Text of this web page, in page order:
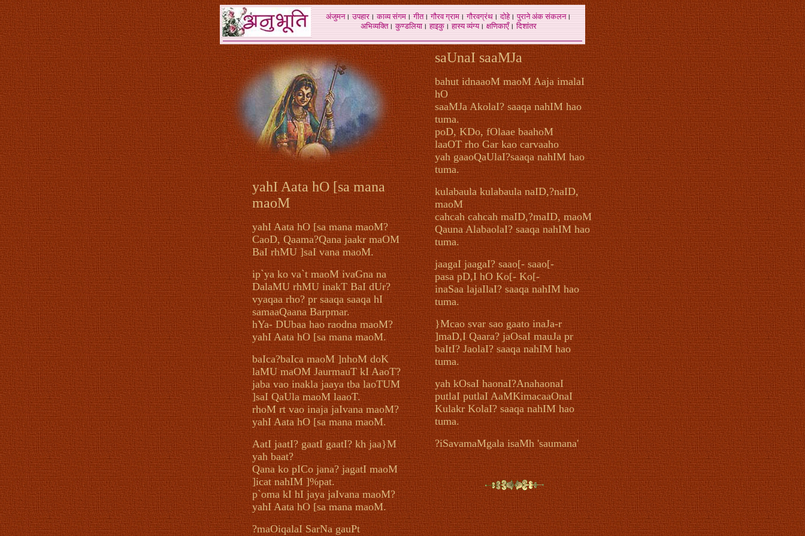
अंजुमन।उपहार।काव्य संगम।गीत।गौरव ग्राम।गौरवग्रंथ।दोहे।पुराने अंक संकलन।
अभिव्यक्ति।कुण्डलिया।हाइकु।हास्य व्यंग्य।क्षणिकाएँ।दिशांतर
yahI Aata hO [sa mana
maoM
yahI Aata hO [sa mana maoM?
CaoD, Qaama?Qana jaakr maOM
BaI rhMU ]saI vana maoM.
ip`ya ko va`t maoM ivaGna na
DalaMU rhMU inakT BaI dUr?
vyaqaa rho? pr saaqa saaqa hI
samaaQaana Barpmar.
hYa- DUbaa hao raodna maoM?
yahI Aata hO [sa mana maoM.
baIca?baIca maoM ]nhoM doK
laMU maOM JaurmauT kI AaoT?
jaba vao inakla jaaya tba laoTUM
]saI QaUla maoM laaoT.
rhoM rt vao inaja jaIvana maoM?
yahI Aata hO [sa mana maoM.
AatI jaatI? gaatI gaatI? kh jaa}M
yah baat?
Qana ko pICo jana? jagatI maoM
]icat nahIM ]%pat.
p`oma kI hI jaya jaIvana maoM?
yahI Aata hO [sa mana maoM.
?maOiqalaI SarNa gauPt
saUnaI saaMJa
bahut idnaaoM maoM Aaja imalaI
hO
saaMJa AkolaI? saaqa nahIM hao
tuma.
poD, KDo, fOlaae baahoM
laaOT rho Gar kao carvaaho
yah gaaoQaUlaI?saaqa nahIM hao
tuma.
kulabaula kulabaula naID,?naID,
maoM
cahcah cahcah maID,?maID, maoM
Qauna AlabaolaI? saaqa nahIM hao
tuma.
jaagaI jaagaI? saao[- saao[-
pasa pD,I hO Ko[- Ko[-
inaSaa lajaIlaI? saaqa nahIM hao
tuma.
}Mcao svar sao gaato inaJa-r
]maD,I Qaara? jaOsaI mauJa pr
baItI? JaolaI? saaqa nahIM hao
tuma.
yah kOsaI haonaI?AnahaonaI
putlaI putlaI AaMKimacaaOnaI
Kulakr KolaI? saaqa nahIM hao
tuma.
?iSavamaMgala isaMh 'saumana'